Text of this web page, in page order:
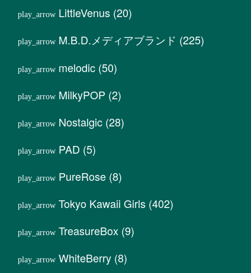
LittleVenus (20)
M.B.D.メディアブランド (225)
melodic (50)
MilkyPOP (2)
Nostalgic (28)
PAD (5)
PureRose (8)
Tokyo Kawaii Girls (402)
TreasureBox (9)
WhiteBerry (8)